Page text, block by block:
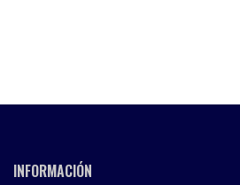
INFORMACIÓN